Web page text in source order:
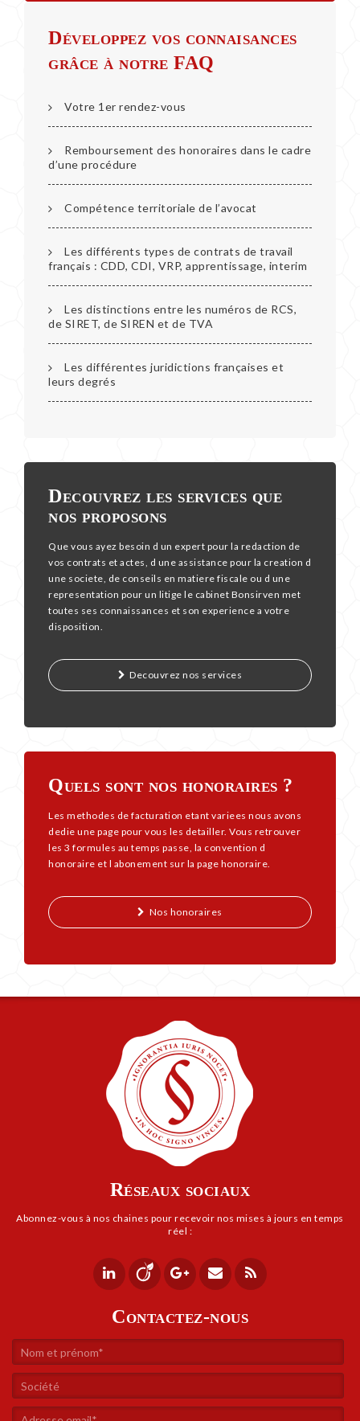
Développez vos connaisances
grâce à notre FAQ
Votre 1er rendez-vous
Remboursement des honoraires dans le cadre
d’une procédure
Compétence territoriale de l’avocat
Les différents types de contrats de travail
français : CDD, CDI, VRP, apprentissage, interim
Les distinctions entre les numéros de RCS,
de SIRET, de SIREN et de TVA
Les différentes juridictions françaises et
leurs degrés
Decouvrez les services que
nos proposons
Que vous ayez besoin d un expert pour la redaction de
vos contrats et actes, d une assistance pour la creation d
une societe, de conseils en matiere fiscale ou d une
representation pour un litige le cabinet Bonsirven met
toutes ses connaissances et son experience a votre
disposition.
Decouvrez nos services
Quels sont nos honoraires ?
Les methodes de facturation etant variees nous avons
dedie une page pour vous les detailler. Vous retrouver
les 3 formules au temps passe, la convention d
honoraire et l abonement sur la page honoraire.
Nos honoraires
Réseaux sociaux
Abonnez-vous à nos chaines pour rece­voir nos mises à jours en temps
réel :
Contactez-nous